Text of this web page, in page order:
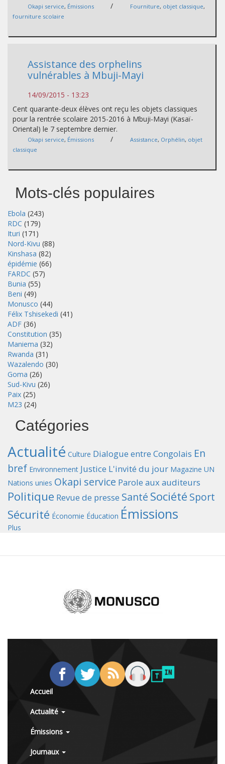
Okapi service, Émissions / Fourniture, objet classique,
fourniture scolaire
Assistance des orphelins
vulnérables à Mbuji-Mayi
14/09/2015 - 13:23
Cent quarante-deux élèves ont reçu les objets classiques
pour la rentrée scolaire 2015-2016 à Mbuji-Mayi (Kasaï-
Oriental) le 7 septembre dernier.
Okapi service, Émissions / Assistance, Orphélin, objet
classique
Mots-clés populaires
Ebola (243)
RDC (179)
Ituri (171)
Nord-Kivu (88)
Kinshasa (82)
épidémie (66)
FARDC (57)
Bunia (55)
Beni (49)
Monusco (44)
Félix Tshisekedi (41)
ADF (36)
Constitution (35)
Maniema (32)
Rwanda (31)
Wazalendo (30)
Goma (26)
Sud-Kivu (26)
Paix (25)
M23 (24)
Catégories
Actualité Culture Dialogue entre Congolais En
bref Environnement Justice L'invité du jour Magazine UN
Nations unies Okapi service Parole aux auditeurs
Politique Revue de presse Santé Société Sport
Sécurité Économie Éducation Émissions
Plus
Accueil
Actualité
Émissions
Journaux